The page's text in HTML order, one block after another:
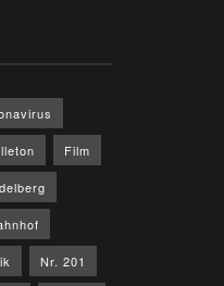
Film
Nr. 201